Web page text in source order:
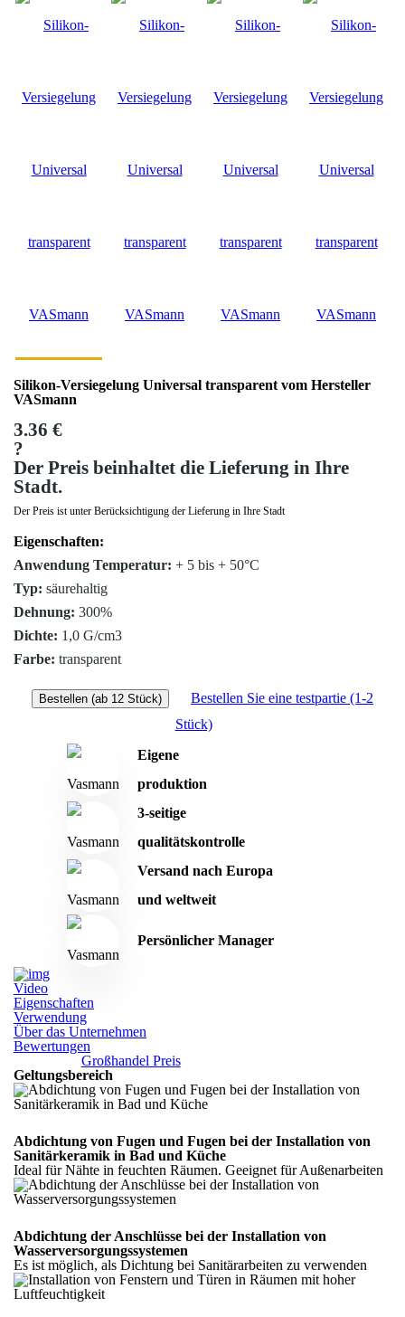
Silikon-Versiegelung Universal transparent vom Hersteller
VASmann
3.36 €
?
Der Preis beinhaltet die Lieferung in Ihre
Stadt.
Der Preis ist unter Berücksichtigung der Lieferung in Ihre Stadt
Eigenschaften:
Anwendung Temperatur: + 5 bis + 50°C
Typ: säurehaltig
Dehnung: 300%
Dichte: 1,0 G/cm3
Farbe: transparent
Bestellen (ab 12 Stück)
Bestellen Sie eine testpartie (1-2
Stück)
Eigene
produktion
3-seitige
qualitätskontrolle
Versand nach Europa
und weltweit
Persönlicher Manager
Video
Eigenschaften
Verwendung
Über das Unternehmen
Bewertungen
Großhandel Preis
Geltungsbereich
Abdichtung von Fugen und Fugen bei der Installation von
Sanitärkeramik in Bad und Küche
Ideal für Nähte in feuchten Räumen. Geeignet für Außenarbeiten
Abdichtung der Anschlüsse bei der Installation von
Wasserversorgungssystemen
Es ist möglich, als Dichtung bei Sanitärarbeiten zu verwenden